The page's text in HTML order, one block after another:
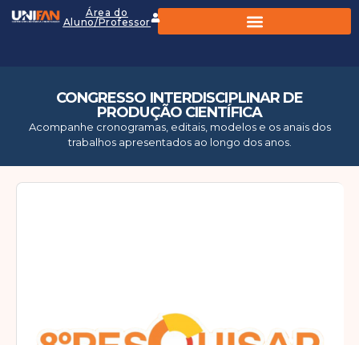
Área do
Aluno/Professor
CONGRESSO INTERDISCIPLINAR DE
PRODUÇÃO CIENTÍFICA
Acompanhe cronogramas, editais, modelos e os anais dos
trabalhos apresentados ao longo dos anos.